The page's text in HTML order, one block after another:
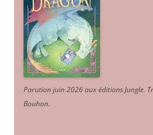
Parution juin 2026 aux éditions Jungle.
Bouhon.